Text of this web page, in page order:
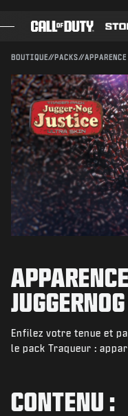
JEUX
PASSE DE COMBAT
BLACK CELL
POINTS COD
BOUTIQUE D'ÉQUIPEMENT
COMBAT BUILDS
JEUX
ACTUS
ASSISTANCE
BOUTIQUE//PACKS//
Compatible avec :
Activision peut
ce contenu en jeu à
Enfilez votre tenue et
le pack Traqueur :
CONTENU :